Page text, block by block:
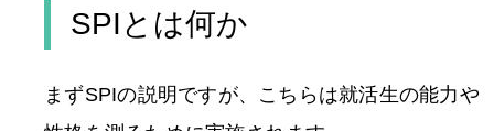
SPIとは何か
まずSPIの説明ですが、こちらは就活生の能力や